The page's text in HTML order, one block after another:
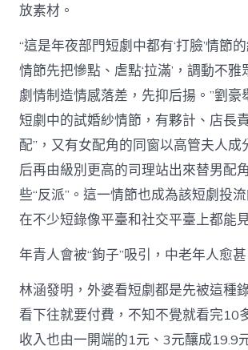
放素材。
“這是年夜部門短劇中都有‘打臉’情
情節先把慘點、虐點‘拉滿’，調動不
劇情制造情感落差，先抑后揚。”劉豪
短劇中的試婚紗情節，有夥計、店長
配”，又有女配角的同窗以高管夫人成
后再由級別更高的司理站出來替男配
些“反派”。這一情節也成為該短劇投流
在不少短錄像平臺和社交平臺上都能
年青人會被“鉤子”吸引，中老年人愈甚
林涵發明，外婆看短劇都是先被這種
看下往就要付費，不知不覺就看完10
收入也由一開端的1元、3元釀成19.9